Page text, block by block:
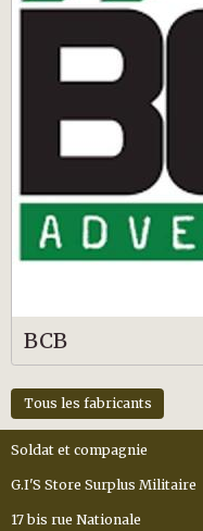
BCB
Tous les fabricants
Soldat et compagnie
G.I'S Store Surplus Militaire
17 bis rue Nationale